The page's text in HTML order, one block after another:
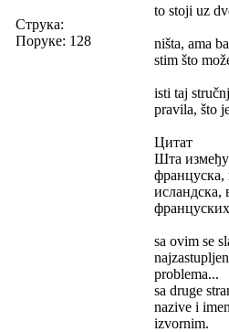
Струка:
Поруке: 128
to stoji uz
ništa, ama
stim što
isti taj
pravila, što
Цитат
Шта између
француска,
исландска,
sa ovim se
problema...
sa druge
nazive i
izvornim.